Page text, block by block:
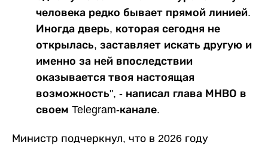
человека редко бывает прямой линией.
Иногда дверь, которая сегодня не
открылась, заставляет искать другую и
именно за ней впоследствии
оказывается твоя настоящая
возможность", - написал глава МНВО в
своем Telegram-канале.
Министр подчеркнул, что в 2026 году